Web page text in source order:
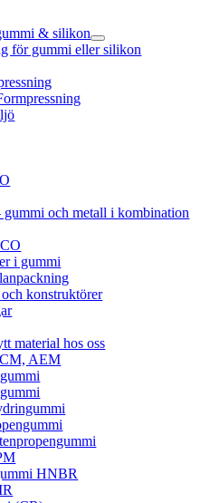
& silikon
för gummi eller silikon
och metall i kombination
i gummi
konstruktörer
material hos oss
AEM
HNBR